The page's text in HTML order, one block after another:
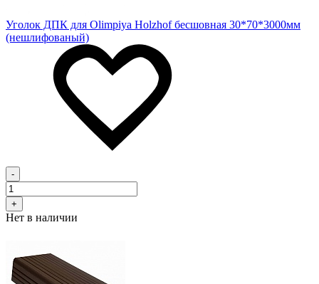
Уголок ДПК для Olimpiya Holzhof бесшовная 30*70*3000мм
(нешлифованый)
-
+
Нет в наличии